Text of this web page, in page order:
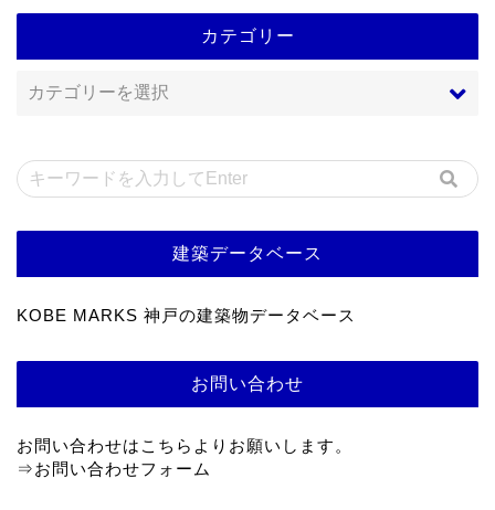
カテゴリー
建築データベース
KOBE MARKS 神戸の建築物データベース
お問い合わせ
お問い合わせはこちらよりお願いします。
⇒お問い合わせフォーム